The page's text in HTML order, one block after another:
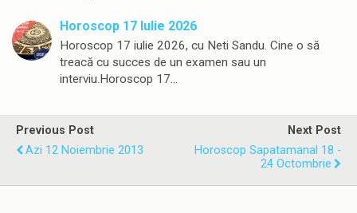
Horoscop 17 Iulie 2026
Horoscop 17 iulie 2026, cu Neti Sandu. Cine o să
treacă cu succes de un examen sau un
interviu.Horoscop 17…
Previous Post
Azi 12 Noiembrie 2013
Next Post
Horoscop Sapatamanal 18 -
24 Octombrie